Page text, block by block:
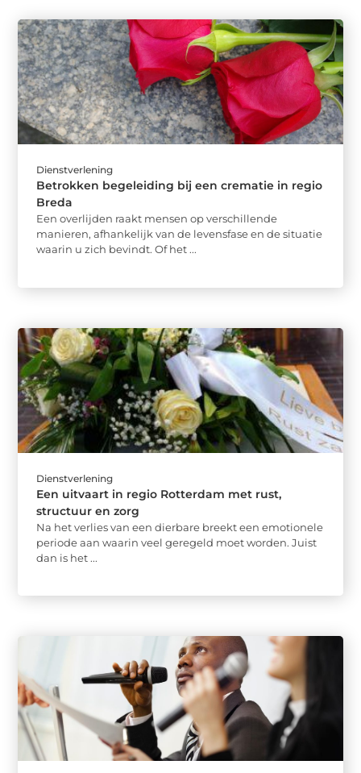
Dienstverlening
Betrokken begeleiding bij een crematie in regio
Breda
Een overlijden raakt mensen op verschillende
manieren, afhankelijk van de levensfase en de situatie
waarin u zich bevindt. Of het ...
Dienstverlening
Een uitvaart in regio Rotterdam met rust,
structuur en zorg
Na het verlies van een dierbare breekt een emotionele
periode aan waarin veel geregeld moet worden. Juist
dan is het ...